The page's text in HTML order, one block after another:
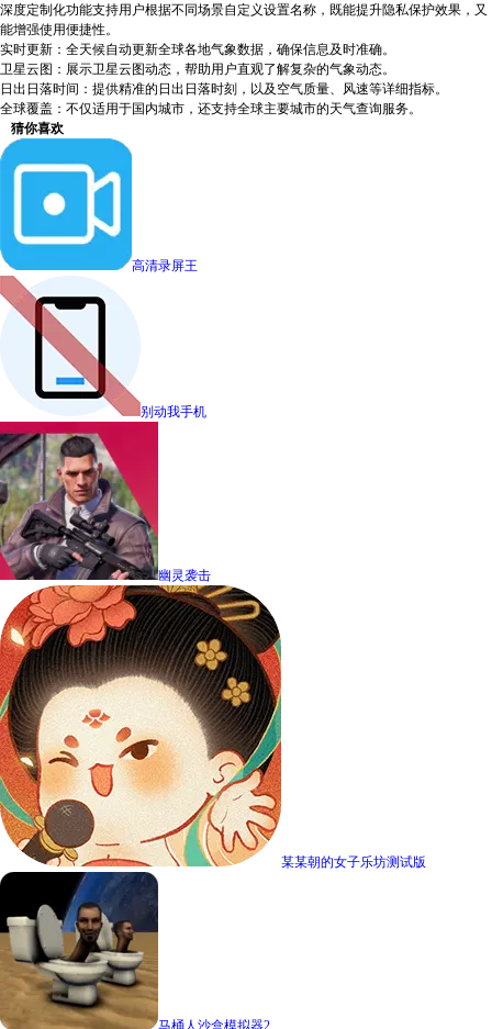
深度定制化功能支持用户根据不同场景自定义设置名称，既能提升隐私保护效果，又
能增强使用便捷性。
实时更新：全天候自动更新全球各地气象数据，确保信息及时准确。
卫星云图：展示卫星云图动态，帮助用户直观了解复杂的气象动态。
日出日落时间：提供精准的日出日落时刻，以及空气质量、风速等详细指标。
全球覆盖：不仅适用于国内城市，还支持全球主要城市的天气查询服务。
猜你喜欢
高清录屏王
别动我手机
幽灵袭击
某某朝的女子乐坊测试版
马桶人沙盒模拟器2